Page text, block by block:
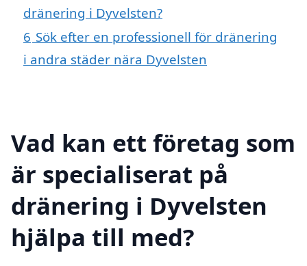
dränering i Dyvelsten?
6 Sök efter en professionell för dränering
i andra städer nära Dyvelsten
Vad kan ett företag som
är specialiserat på
dränering i Dyvelsten
hjälpa till med?